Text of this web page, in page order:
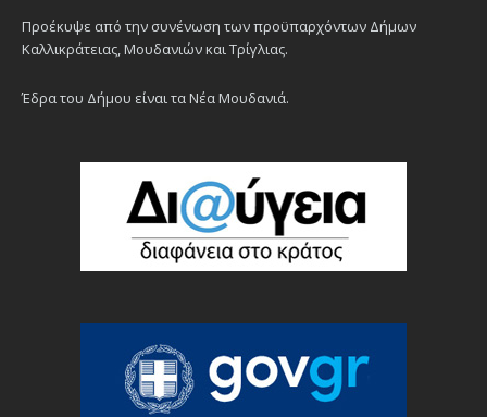
Προέκυψε από την συνένωση των προϋπαρχόντων Δήμων
Καλλικράτειας, Μουδανιών και Τρίγλιας.
Έδρα του Δήμου είναι τα Νέα Μουδανιά.